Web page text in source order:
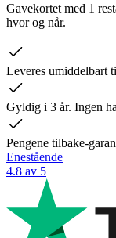
Gavekortet med 1
hvor og når.
Leveres umiddelbart
Gyldig i 3 år. Ingen
Pengene tilbake-
Enestående
4.8 av 5